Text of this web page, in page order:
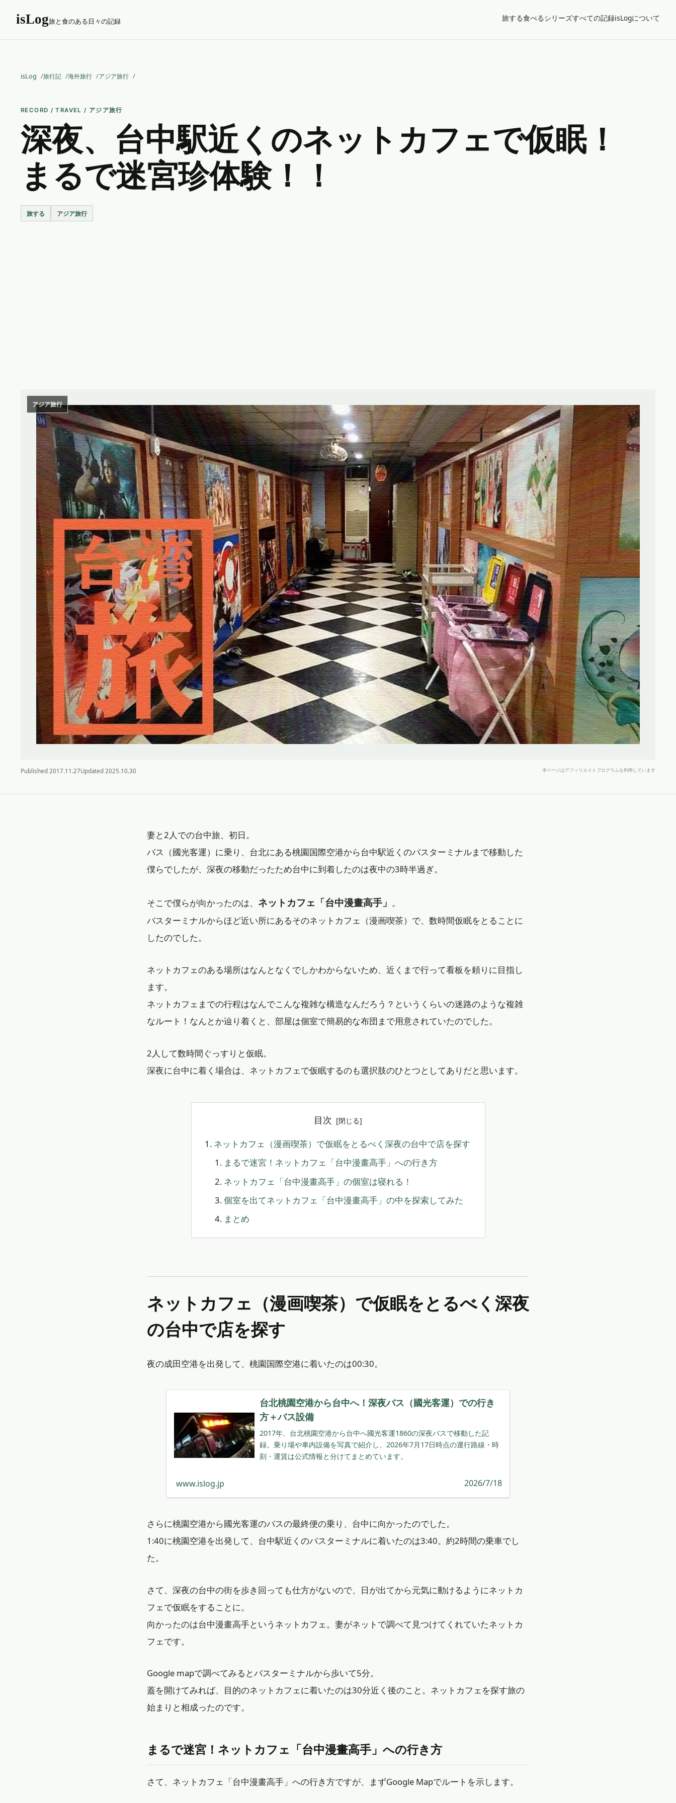
isLog旅と食のある日々の記録 旅する食べるシリーズすべての記録isLogについて
isLog 旅行記 海外旅行 アジア旅行
RECORD / TRAVEL / アジア旅行
深夜、台中駅近くのネットカフェで仮眠！
まるで迷宮珍体験！！
旅する アジア旅行
アジア旅行
Published 2017.11.27Updated 2025.10.30 本ページはアフィリエイトプログラムを利用しています
妻と2人での台中旅、初日。
バス（國光客運）に乗り、台北にある桃園国際空港から台中駅近くのバスターミナルまで移動した
僕らでしたが、深夜の移動だったため台中に到着したのは夜中の3時半過ぎ。
そこで僕らが向かったのは、 ネットカフェ「台中漫畫高手」 。
バスターミナルからほど近い所にあるそのネットカフェ（漫画喫茶）で、数時間仮眠をとることに
したのでした。
ネットカフェのある場所はなんとなくでしかわからないため、近くまで行って看板を頼りに目指し
ます。
ネットカフェまでの行程はなんでこんな複雑な構造なんだろう？というくらいの迷路のような複雑
なルート！なんとか辿り着くと、部屋は個室で簡易的な布団まで用意されていたのでした。
2人して数時間ぐっすりと仮眠。
深夜に台中に着く場合は、ネットカフェで仮眠するのも選択肢のひとつとしてありだと思います。
目次
ネットカフェ（漫画喫茶）で仮眠をとるべく深夜の台中で店を探す
まるで迷宮！ネットカフェ「台中漫畫高手」への行き方
ネットカフェ「台中漫畫高手」の個室は寝れる！
個室を出てネットカフェ「台中漫畫高手」の中を探索してみた
まとめ
ネットカフェ（漫画喫茶）で仮眠をとるべく深夜
の台中で店を探す
夜の成田空港を出発して、桃園国際空港に着いたのは00:30。
台北桃園空港から台中へ！深夜バス（國光客運）での行き
方＋バス設備
2017年、台北桃園空港から台中へ國光客運1860の深夜バスで移動した記
録。乗り場や車内設備を写真で紹介し、2026年7月17日時点の運行路線・時
刻・運賃は公式情報と分けてまとめています。
www.islog.jp 2026/7/18
さらに桃園空港から國光客運のバスの最終便の乗り、台中に向かったのでした。
1:40に桃園空港を出発して、台中駅近くのバスターミナルに着いたのは3:40。約2時間の乗車でし
た。
さて、深夜の台中の街を歩き回っても仕方がないので、日が出てから元気に動けるようにネットカ
フェで仮眠をすることに。
向かったのは台中漫畫高手というネットカフェ。妻がネットで調べて見つけてくれていたネットカ
フェです。
Google mapで調べてみるとバスターミナルから歩いて5分。
蓋を開けてみれば、目的のネットカフェに着いたのは30分近く後のこと。ネットカフェを探す旅の
始まりと相成ったのです。
まるで迷宮！ネットカフェ「台中漫畫高手」への行き方
さて、ネットカフェ「台中漫畫高手」への行き方ですが、まずGoogle Mapでルートを示します。